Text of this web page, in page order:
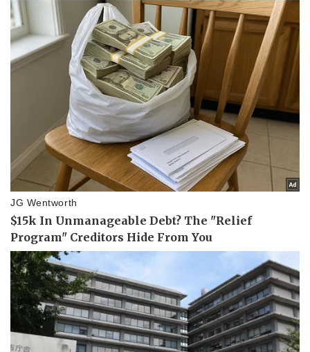
Thể thao
Lịch thi đấu bóng đá
Thế giới thể thao
Hậu trường
Ô tô - Xe máy
Ô tô
Xe máy
Tư vấn